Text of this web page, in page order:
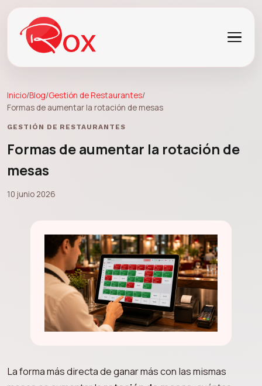
Inicio/Blog/Gestión de Restaurantes/
Formas de aumentar la rotación de mesas
GESTIÓN DE RESTAURANTES
Formas de aumentar la rotación de
mesas
10 junio 2026
La forma más directa de ganar más con las mismas